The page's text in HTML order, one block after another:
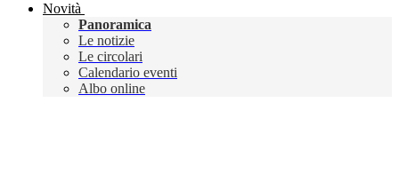
Novità
Panoramica
Le notizie
Le circolari
Calendario eventi
Albo online